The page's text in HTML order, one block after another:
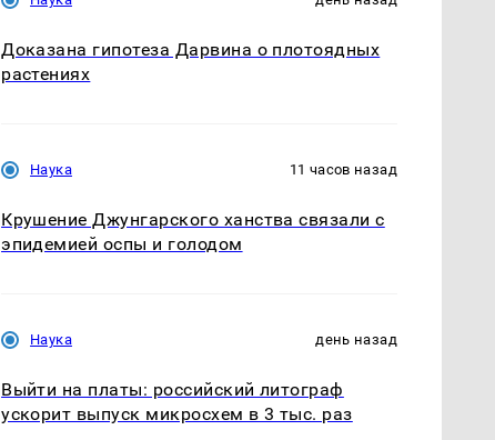
Доказана гипотеза Дарвина о плотоядных
растениях
Наука 11 часов назад
Крушение Джунгарского ханства связали с
эпидемией оспы и голодом
Наука день назад
Выйти на платы: российский литограф
ускорит выпуск микросхем в 3 тыс. раз